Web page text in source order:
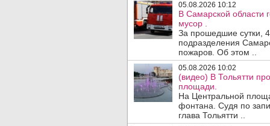
05.08.2026 10:12
В Самарской области
мусор .
За прошедшие сутки,
подразделения
пожаров. Об этом ..
05.08.2026 10:02
(видео) В Тольятти
площади.
На Центральной
фонтана. Судя по
глава Тольятти ..